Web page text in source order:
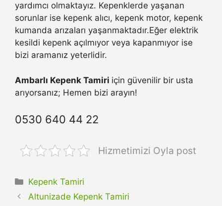
yardımcı olmaktayız. Kepenklerde yaşanan
sorunlar ise kepenk alıcı, kepenk motor, kepenk
kumanda arızaları yaşanmaktadır.Eğer elektrik
kesildi kepenk açılmıyor veya kapanmıyor ise
bizi aramanız yeterlidir.
Ambarlı Kepenk Tamiri için güvenilir bir usta
arıyorsanız; Hemen bizi arayın!
0530 640 44 22
Hizmetimizi Oyla post
Kategoriler
Kepenk Tamiri
Altunizade Kepenk Tamiri